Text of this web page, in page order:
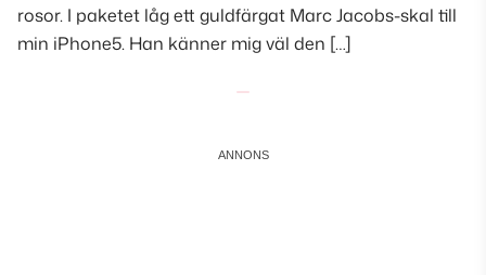
rosor. I paketet låg ett guldfärgat Marc Jacobs-skal till
min iPhone5. Han känner mig väl den […]